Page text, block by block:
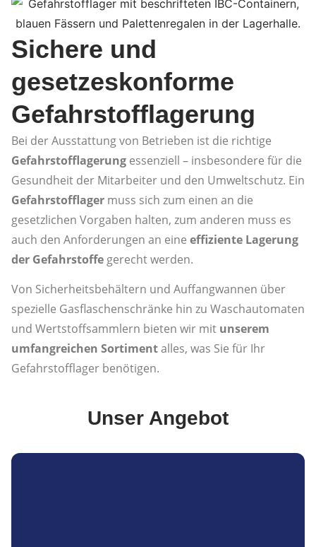
Sichere und
gesetzeskonforme
Gefahrstofflagerung
Bei der Ausstattung von Betrieben ist die richtige
Gefahrstofflagerung essenziell – insbesondere für die
Gesundheit der Mitarbeiter und den Umweltschutz. Ein
Gefahrstofflager muss sich zum einen an die
gesetzlichen Vorgaben halten, zum anderen muss es
auch den Anforderungen an eine effiziente Lagerung
der Gefahrstoffe gerecht werden.
Von Sicherheitsbehältern und Auffangwannen über
spezielle Gasflaschenschränke hin zu Waschautomaten
und Wertstoffsammlern bieten wir mit unserem
umfangreichen Sortimentalles, was Sie für Ihr
Gefahrstofflager benötigen.
Unser Angebot